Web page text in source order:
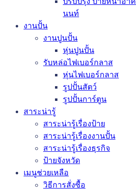
นนท์
งานปั้น
งานปูนปั้น
หุ่นปูนปั้น
รับหล่อไฟเบอร์กลาส
หุ่นไฟเบอร์กลาส
รูปปั้นสัตว์
รูปปั้นการ์ตูน
สาระน่ารู้
สาระน่ารู้เรื่องป้าย
สาระน่ารู้เรื่องงานปั้น
สาระน่ารู้เรื่องธุรกิจ
ป้ายจังหวัด
เมนูช่วยเหลือ
วิธีการสั่งซื้อ